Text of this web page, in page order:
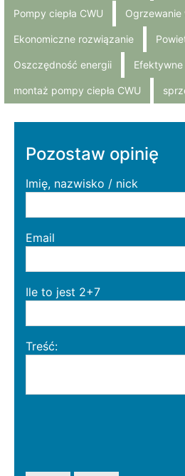
Pompy ciepła CWU Ogrzewanie
Ekonomiczne rozwiązanie
Oszczędność energii
montaż pompy ciepła CWU
Pozostaw opinię
Imię, nazwisko / nick
Email
Ile to jest 2+7
Treść: